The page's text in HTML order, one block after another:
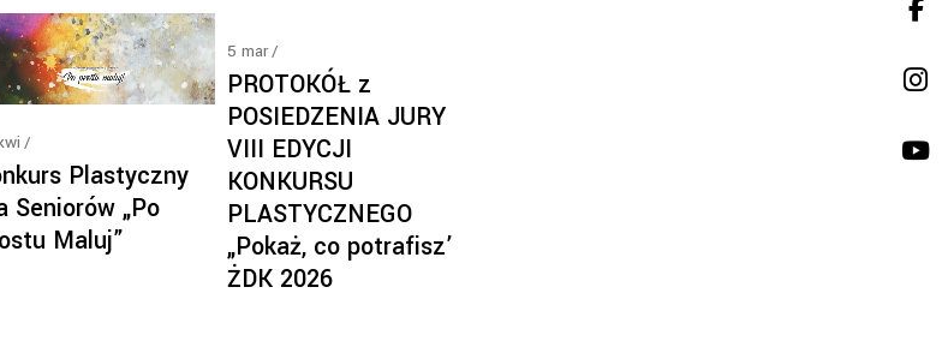
Plastyczny
Seniorów „Po
Maluj”
5 mar
PROTOKÓŁ z
POSIEDZENIA JURY
VIII EDYCJI
KONKURSU
PLASTYCZNEGO
„Pokaż, co potrafisz’
ŻDK 2026